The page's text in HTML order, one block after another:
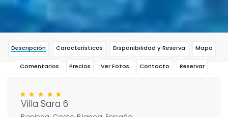
Descripción Características Disponibilidad y Reserva Mapa
Comentarios Precios Ver Fotos Contacto Reservar
Villa Sara 6